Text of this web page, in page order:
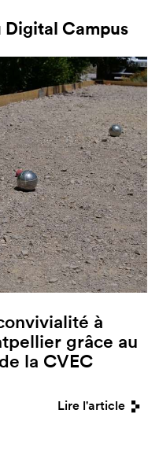
Digital Campus
à
grâce au
la CVEC
Lire l'article